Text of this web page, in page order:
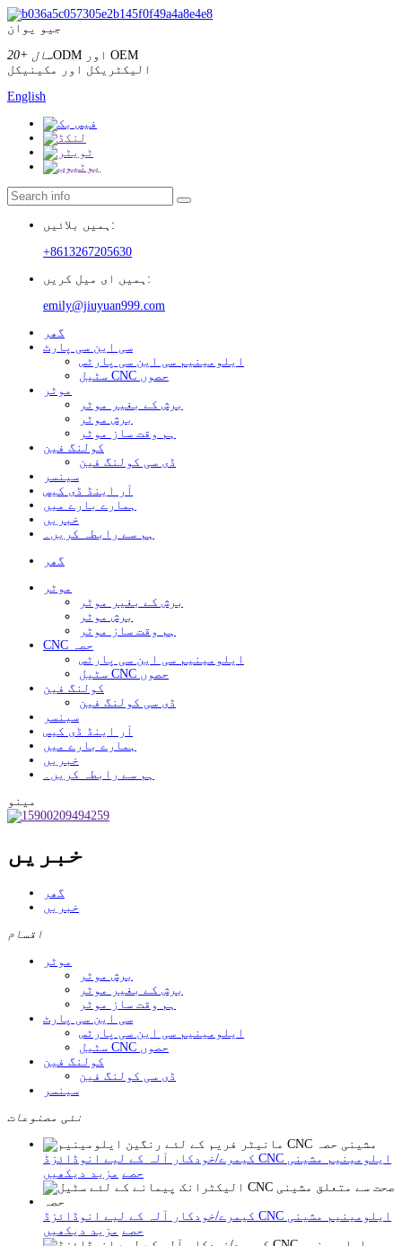
جیو یوان
20+ سال
ODM اور OEM
الیکٹریکل اور مکینیکل
English
ہمیں بلائیں:
+8613267205630
ہمیں ای میل کریں:
emily@jiuyuan999.com
گھر
سی این سی پارٹ
ایلومینیم سی این سی پارٹس
سٹیل CNC حصوں
موٹر
برش کے بغیر موٹر
برش موٹر
ہم وقت ساز موٹر
کولنگ فین
ڈی سی کولنگ فین
سینسر
آر اینڈ ڈی کیس
ہمارے بارے میں
خبریں
ہم سے رابطہ کریں۔
گھر
موٹر
برش کے بغیر موٹر
برش موٹر
ہم وقت ساز موٹر
CNC حصہ
ایلومینیم سی این سی پارٹس
سٹیل CNC حصوں
کولنگ فین
ڈی سی کولنگ فین
سینسر
آر اینڈ ڈی کیس
ہمارے بارے میں
خبریں
ہم سے رابطہ کریں۔
مینو
خبریں
گھر
خبریں
اقسام
موٹر
برش موٹر
برش کے بغیر موٹر
ہم وقت ساز موٹر
سی این سی پارٹ
ایلومینیم سی این سی پارٹس
سٹیل CNC حصوں
کولنگ فین
ڈی سی کولنگ فین
سینسر
نئی مصنوعات
کیمرے/خودکار آلہ کے لیے انوڈائزڈ CNC ایلومینیم مشینی
حصے مزید دیکھیں
کیمرے/خودکار آلہ کے لیے انوڈائزڈ CNC ایلومینیم مشینی
حصے مزید دیکھیں